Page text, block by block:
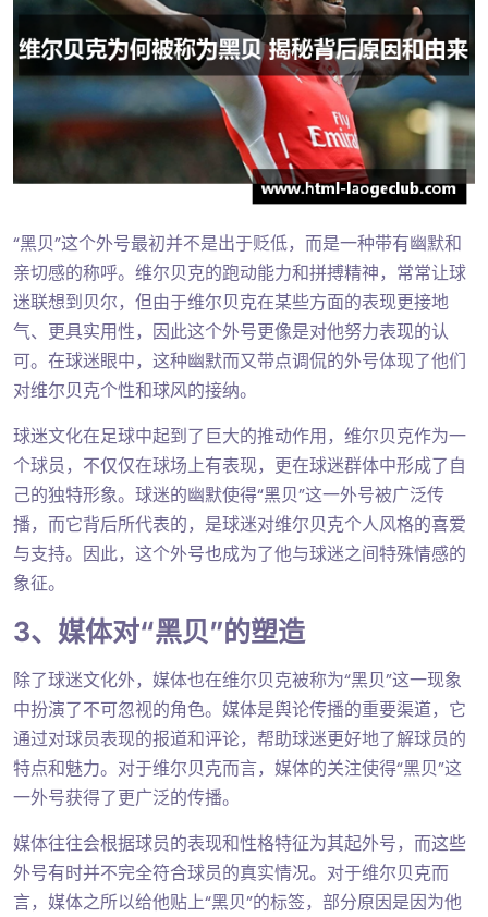
“黑贝”这个外号最初并不是出于贬低，而是一种带有幽默和
亲切感的称呼。维尔贝克的跑动能力和拼搏精神，常常让球
迷联想到贝尔，但由于维尔贝克在某些方面的表现更接地
气、更具实用性，因此这个外号更像是对他努力表现的认
可。在球迷眼中，这种幽默而又带点调侃的外号体现了他们
对维尔贝克个性和球风的接纳。
球迷文化在足球中起到了巨大的推动作用，维尔贝克作为一
个球员，不仅仅在球场上有表现，更在球迷群体中形成了自
己的独特形象。球迷的幽默使得“黑贝”这一外号被广泛传
播，而它背后所代表的，是球迷对维尔贝克个人风格的喜爱
与支持。因此，这个外号也成为了他与球迷之间特殊情感的
象征。
3、媒体对“黑贝”的塑造
除了球迷文化外，媒体也在维尔贝克被称为“黑贝”这一现象
中扮演了不可忽视的角色。媒体是舆论传播的重要渠道，它
通过对球员表现的报道和评论，帮助球迷更好地了解球员的
特点和魅力。对于维尔贝克而言，媒体的关注使得“黑贝”这
一外号获得了更广泛的传播。
媒体往往会根据球员的表现和性格特征为其起外号，而这些
外号有时并不完全符合球员的真实情况。对于维尔贝克而
言，媒体之所以给他贴上“黑贝”的标签，部分原因是因为他